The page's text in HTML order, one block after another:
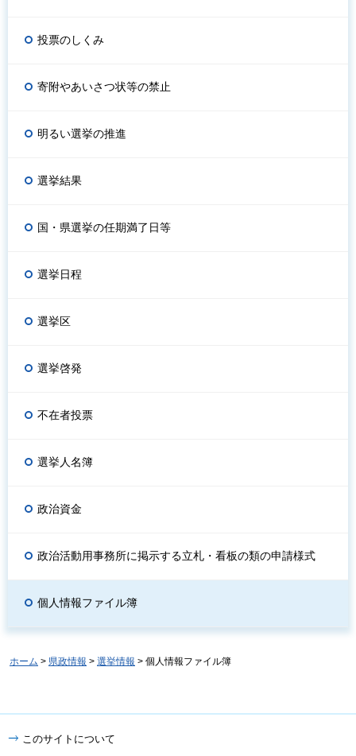
投票のしくみ
寄附やあいさつ状等の禁止
明るい選挙の推進
選挙結果
国・県選挙の任期満了日等
選挙日程
選挙区
選挙啓発
不在者投票
選挙人名簿
政治資金
政治活動用事務所に掲示する立札・看板の類の申請様式
個人情報ファイル簿
ホーム > 県政情報 > 選挙情報 > 個人情報ファイル簿
このサイトについて